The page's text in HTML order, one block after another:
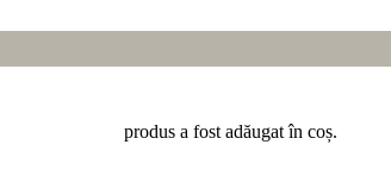
produs a fost adăugat în coș.